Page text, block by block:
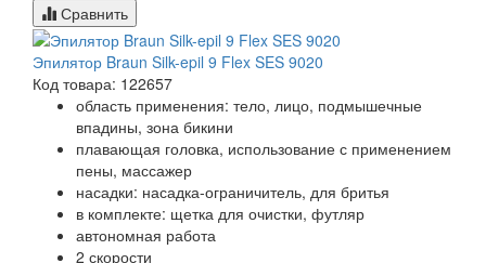
Сравнить
Эпилятор Braun Silk-epil 9 Flex SES 9020
Код товара: 122657
область применения: тело, лицо, подмышечные
впадины, зона бикини
плавающая головка, использование с применением
пены, массажер
насадки: насадка-ограничитель, для бритья
в комплекте: щетка для очистки, футляр
автономная работа
2 скорости